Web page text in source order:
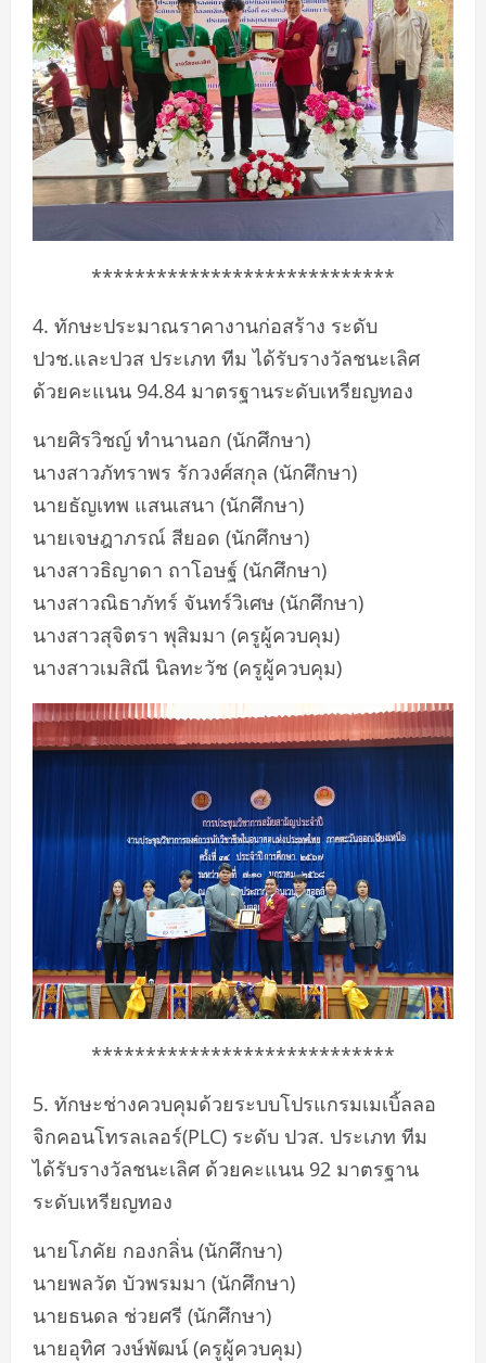
****************************
4. ทักษะประมาณราคางานก่อสร้าง ระดับ
ปวช.และปวส ประเภท ทีม ได้รับรางวัลชนะเลิศ
ด้วยคะแนน 94.84 มาตรฐานระดับเหรียญทอง
นายศิรวิชญ์ ทำนานอก (นักศึกษา)
นางสาวภัทราพร รักวงศ์สกุล (นักศึกษา)
นายธัญเทพ แสนเสนา (นักศึกษา)
นายเจษฎาภรณ์ สียอด (นักศึกษา)
นางสาวธิญาดา ถาโอษฐ์ (นักศึกษา)
นางสาวณิธาภัทร์ จันทร์วิเศษ (นักศึกษา)
นางสาวสุจิตรา พุสิมมา (ครูผู้ควบคุม)
นางสาวเมสิณี นิลทะวัช (ครูผู้ควบคุม)
****************************
5. ทักษะช่างควบคุมด้วยระบบโปรแกรมเมเบิ้ลลอ
จิกคอนโทรลเลอร์(PLC) ระดับ ปวส. ประเภท ทีม
ได้รับรางวัลชนะเลิศ ด้วยคะแนน 92 มาตรฐาน
ระดับเหรียญทอง
นายโภคัย กองกลิ่น (นักศึกษา)
นายพลวัต บัวพรมมา (นักศึกษา)
นายธนดล ช่วยศรี (นักศึกษา)
นายอุทิศ วงษ์พัฒน์ (ครูผู้ควบคุม)